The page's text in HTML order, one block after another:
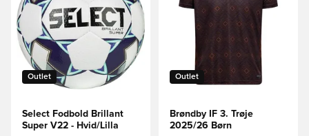
Outlet
Select Fodbold Brillant
Super V22 - Hvid/Lilla
Outlet
Brøndby IF 3. Trøje
2025/26 Børn